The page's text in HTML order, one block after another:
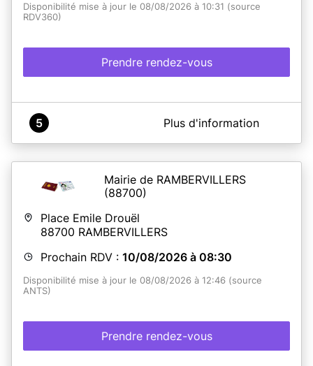
Disponibilité mise à jour le 08/08/2026 à 10:31 (source
RDV360)
Prendre rendez-vous
A propos de France Services Saales
En savoir plus
5 Plus d'information
Mairie de RAMBERVILLERS
(88700)
Place Emile Drouël
88700 RAMBERVILLERS
Prochain RDV : 10/08/2026 à 08:30
Disponibilité mise à jour le 08/08/2026 à 12:46 (source
ANTS)
Prendre rendez-vous